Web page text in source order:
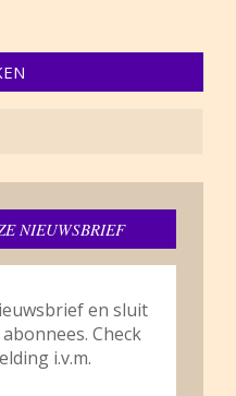
NIEUWSBRIEF
en sluit
Check
i.v.m.